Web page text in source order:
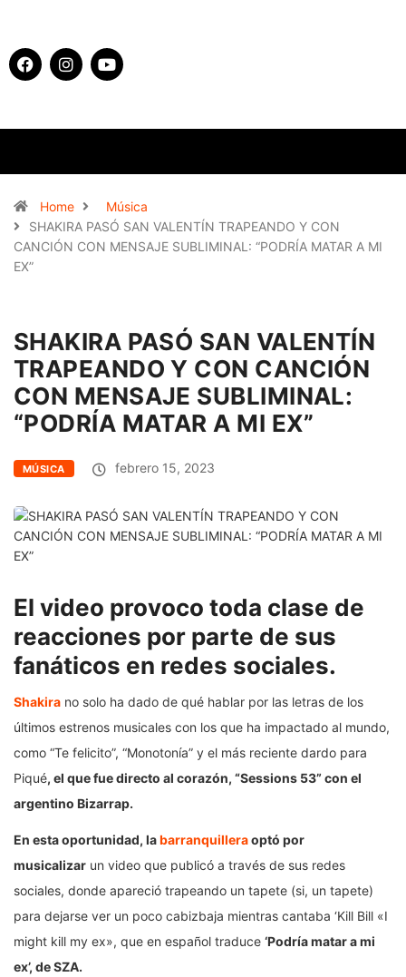
Home
Música
SHAKIRA PASÓ SAN VALENTÍN TRAPEANDO Y CON
CANCIÓN CON MENSAJE SUBLIMINAL: “PODRÍA MATAR A MI
EX”
SHAKIRA PASÓ SAN VALENTÍN
TRAPEANDO Y CON CANCIÓN
CON MENSAJE SUBLIMINAL:
“PODRÍA MATAR A MI EX”
MÚSICA febrero 15, 2023
El video provoco toda clase de
reacciones por parte de sus
fanáticos en redes sociales.
Shakira no solo ha dado de qué hablar por las letras de los
últimos estrenos musicales con los que ha impactado al mundo,
como “Te felicito”, “Monotonía” y el más reciente dardo para
Piqué, el que fue directo al corazón, “Sessions 53” con el
argentino Bizarrap.
En esta oportunidad, labarranquilleraoptó por
musicalizar un video que publicó a través de sus redes
sociales, donde apareció trapeando un tapete (si, un tapete)
para dejarse ver un poco cabizbaja mientras cantaba ‘Kill Bill «I
might kill my ex», que en español traduce ‘Podría matar a mi
ex’, de SZA.